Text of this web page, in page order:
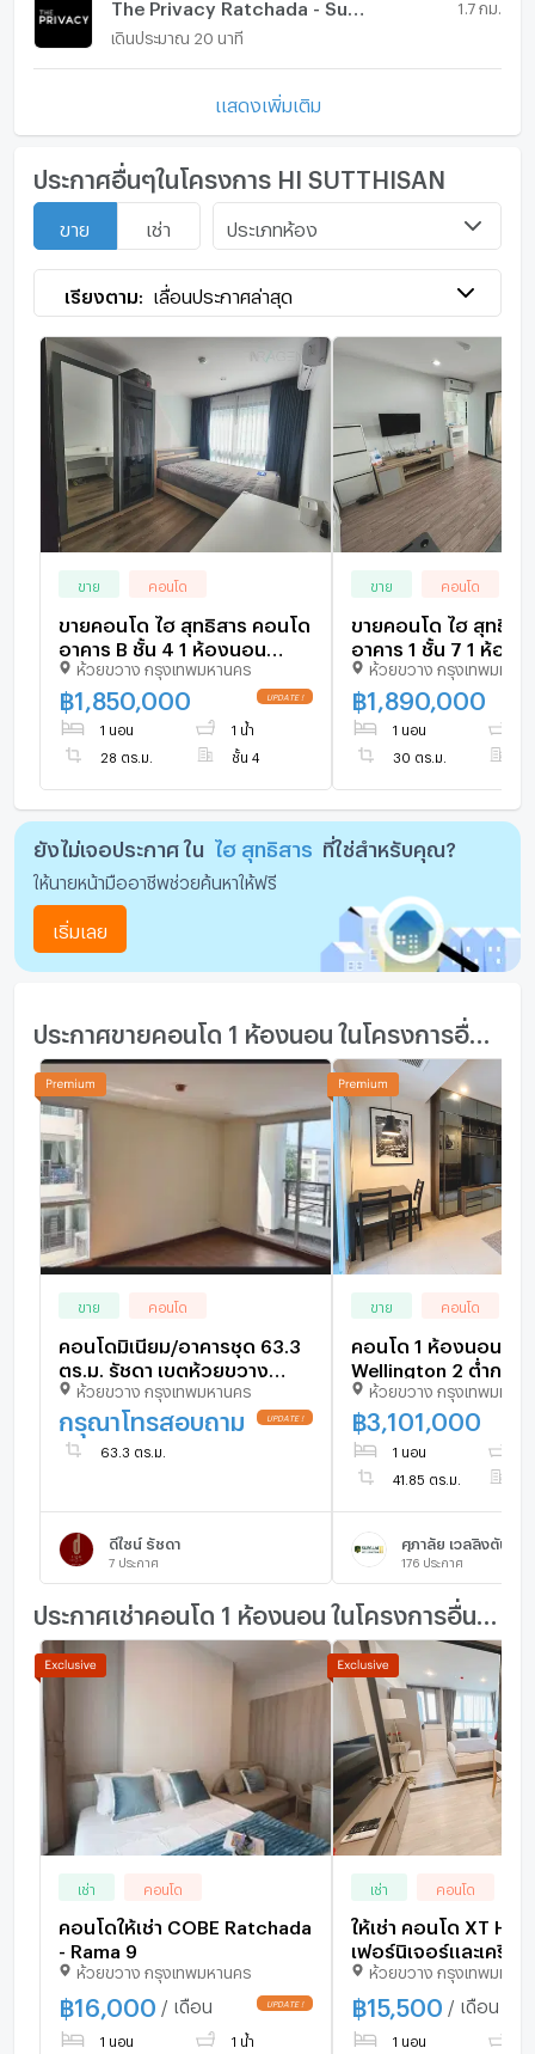
1.7 กม.
เดินประมาณ 20 นาที
แสดงเพิ่มเติม
ประกาศอื่นๆในโครงการ HI SUTTHISAN
ขาย เช่า ประเภทห้อง
เรียงตาม: เลื่อนประกาศล่าสุด
ขาย คอนโด
ขายคอนโด ไฮ สุทธิสาร คอนโด
อาคาร B ชั้น 4 1 ห้องนอน
ขนาด 28 ตรม ใกล้ ตลาดเมือง
ไทยภัทร
ห้วยขวาง กรุงเทพมหานคร
฿1,850,000
1 นอน 1 น้ำ
28 ตร.ม. ชั้น 4
ขาย คอนโด
ขายคอนโด ไฮ สุทธิสา
อาคาร 1 ชั้น 7 1 ห้อง
30 ตรม ใกล้ ตลาดเมื
ภัทร
ห้วยขวาง กรุงเทพมหาน
฿1,890,000
1 นอน
30 ตร.ม.
ยังไม่เจอประกาศ ใน ไฮ สุทธิสาร ที่ใช่สำหรับคุณ?
ให้นายหน้ามืออาชีพช่วยค้นหาให้ฟรี
เริ่มเลย
ขาย คอนโด
คอนโดมิเนียม/อาคารชุด 63.3
ตร.ม. รัชดา เขตห้วยขวาง
กรุงเทพมหานคร
ห้วยขวาง กรุงเทพมหานคร
กรุณาโทรสอบถาม
63.3 ตร.ม.
ดีไซน์ รัชดา
7 ประกาศ
ขาย คอนโด
คอนโด 1 ห้องนอน
Wellington 2 ต่ำกว่า
16.89% ใกล้ MRT -
ห้วยขวาง กรุงเทพมหาน
฿3,101,000
1 นอน
41.85 ตร.ม.
ศุภาลัย เวลลิงตัน 2
176 ประกาศ
เช่า คอนโด
คอนโดให้เช่า COBE Ratchada
- Rama 9
ห้วยขวาง กรุงเทพมหานคร
฿16,000 / เดือน
1 นอน 1 น้ำ
เช่า คอนโด
ให้เช่า คอนโด XT
เฟอร์นิเจอร์และเครื่อ
ครบ ห้องสวยมากก
ห้วยขวาง กรุงเทพมหาน
฿15,500 / เดือน
1 นอน